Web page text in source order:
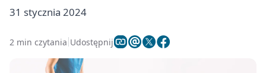
31 stycznia 2024
2 min czytania Udostępnij